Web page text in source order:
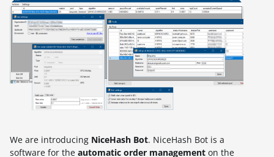
We are introducing NiceHash Bot. NiceHash Bot is a
software for the automatic order management on the